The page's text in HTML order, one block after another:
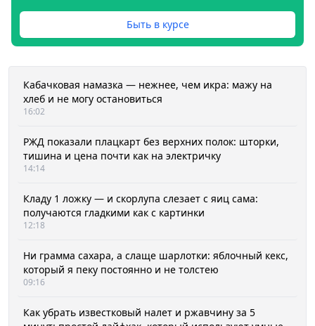
Быть в курсе
Кабачковая намазка — нежнее, чем икра: мажу на
хлеб и не могу остановиться
16:02
РЖД показали плацкарт без верхних полок: шторки,
тишина и цена почти как на электричку
14:14
Кладу 1 ложку — и скорлупа слезает с яиц сама:
получаются гладкими как с картинки
12:18
Ни грамма сахара, а слаще шарлотки: яблочный кекс,
который я пеку постоянно и не толстею
09:16
Как убрать известковый налет и ржавчину за 5